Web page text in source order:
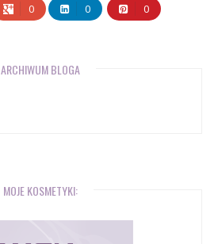
0 0 0
ARCHIWUM BLOGA
MOJE KOSMETYKI: